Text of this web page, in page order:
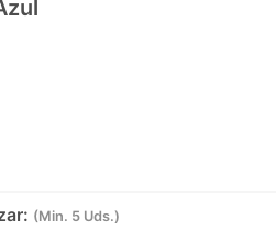
(Min. 5 Uds.)